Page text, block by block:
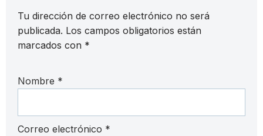
Tu dirección de correo electrónico no será
publicada. Los campos obligatorios están
marcados con *
Nombre *
Correo electrónico *